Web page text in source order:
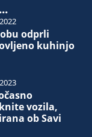
odprli
kuhinjo
vozila,
ob Savi